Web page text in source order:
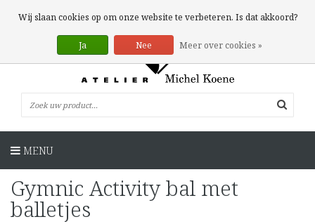
0 Artikelen
MENU
Gymnic Activity bal met
balletjes
Wij slaan cookies op om onze website te verbeteren. Is dat akkoord?
Ja Nee Meer over cookies »